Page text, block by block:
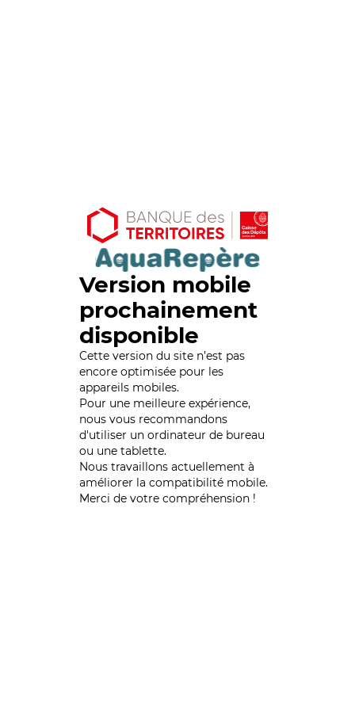
Version mobile
prochainement
disponible
Cette version du site n’est pas
encore optimisée pour les
appareils mobiles.
Pour une meilleure expérience,
nous vous recommandons
d'utiliser un ordinateur de bureau
ou une tablette.
Nous travaillons actuellement à
améliorer la compatibilité mobile.
Merci de votre compréhension !